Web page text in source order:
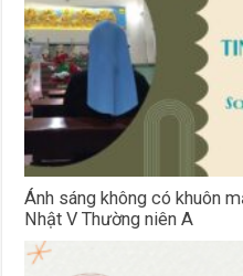
Ánh sáng không có khuôn
Nhật V Thường niên A